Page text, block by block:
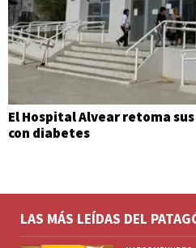
El Hospital Alvear retoma
con diabetes
LAS MÁS LEÍDAS DEL